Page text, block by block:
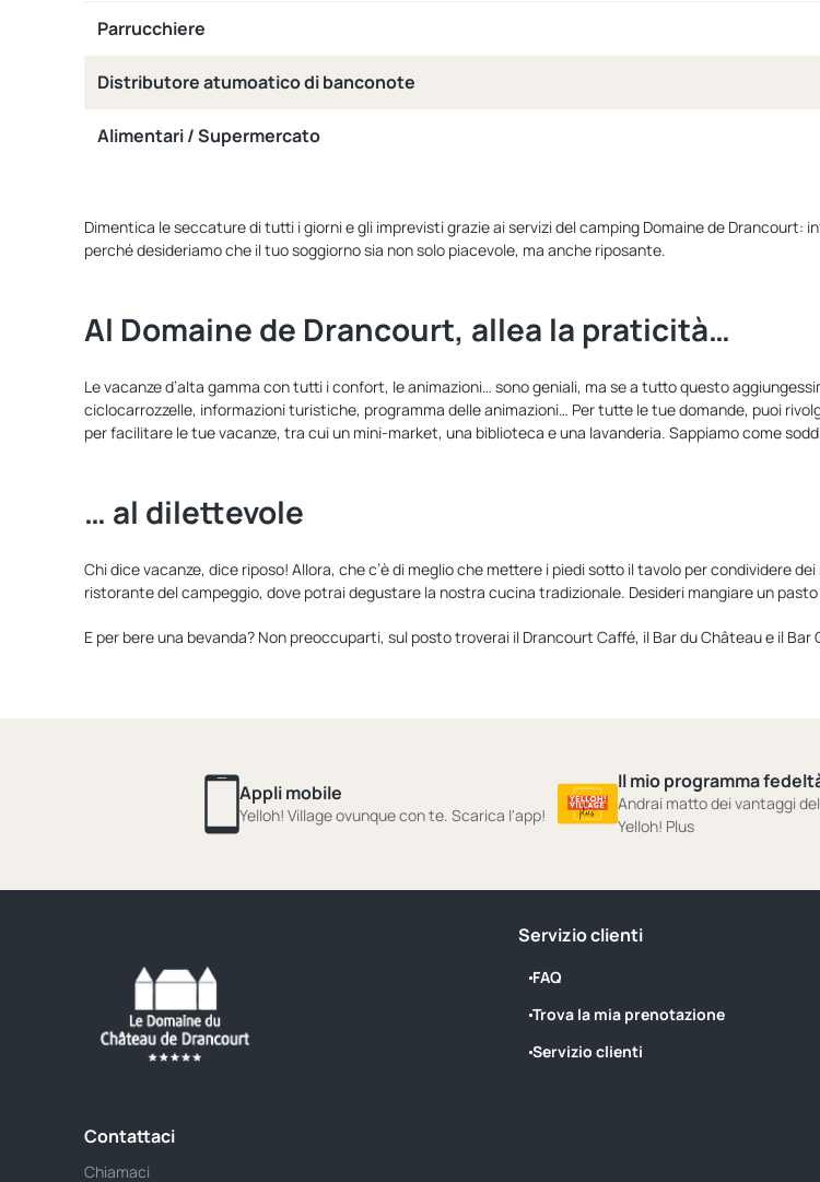
Parrucchiere
Distributore atumoatico di banconote
Alimentari / Supermercato
Dimentica le seccature di tutti i giorni e gli imprevisti grazie ai servizi del camping Domaine de Drancourt:
perché desideriamo che il tuo soggiorno sia non solo piacevole, ma anche riposante.
Al Domaine de Drancourt, allea la praticità…
Le vacanze d’alta gamma con tutti i confort, le animazioni… sono geniali, ma se a tutto questo
ciclocarrozzelle, informazioni turistiche, programma delle animazioni… Per tutte le tue domande, puoi
per facilitare le tue vacanze, tra cui un mini-market, una biblioteca e una lavanderia. Sappiamo come
… al dilettevole
Chi dice vacanze, dice riposo! Allora, che c’è di meglio che mettere i piedi sotto il tavolo per condividere
ristorante del campeggio, dove potrai degustare la nostra cucina tradizionale. Desideri mangiare un
E per bere una bevanda? Non preoccuparti, sul posto troverai il Drancourt Caffé, il Bar du Château e il Bar
Appli mobile
Yelloh! Village ovunque con te. Scarica l'app!
Il mio programma
Andrai matto dei vantaggi
Yelloh! Plus
Contattaci
Chiamaci
Servizio clienti
FAQ
Trova la mia prenotazione
Servizio clienti